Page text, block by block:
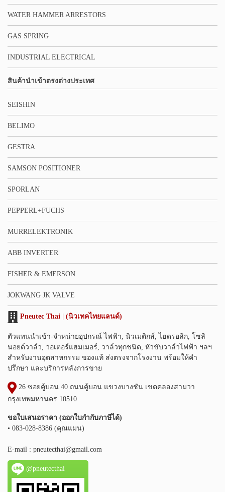
WATER HAMMER ARRESTORS
GAS SPRING
INDUSTRIAL ELECTRICAL
สินค้านำเข้าตรงต่างประเทศ
SEISHIN
BELIMO
GESTRA
SAMSON POSITIONER
SPORLAN
PEPPERL+FUCHS
MURRELEKTRONIK
ABB INVERTER
FISHER & EMERSON
JOKWANG JK VALVE
Pneutec Thai | (นิวเทคไทยแลนด์)
ตัวแทนนำเข้า-จำหน่ายอุปกรณ์ ไฟฟ้า, นิวเมติกส์, ไฮดรอลิก, โซลิ
นอยด์วาล์ว, วอเตอร์แฮมเมอร์, วาล์วทุกชนิด, หัวขับวาล์วไฟฟ้า ฯลฯ
สำหรับงานอุตสาหกรรม ของแท้ ส่งตรงจากโรงงาน พร้อมให้คำ
ปรึกษา และบริการหลังการขาย
26 ซอยคู้บอน 40 ถนนคู้บอน แขวงบางชัน เขตคลองสามวา
กรุงเทพมหานคร 10510
ขอใบเสนอราคา (ออกใบกำกับภาษีได้)
• 083-028-8386 (คุณแมน)
E-mail : pneutecthai@gmail.com
@pneutecthai